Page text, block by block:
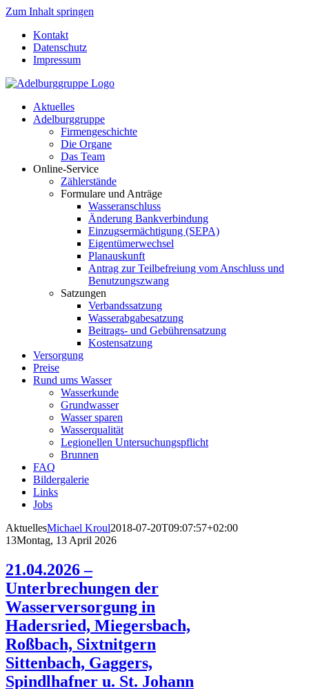
Zum Inhalt springen
Kontakt
Datenschutz
Impressum
Aktuelles
Adelburggruppe
Firmengeschichte
Die Organe
Das Team
Online-Service
Zählerstände
Formulare und Anträge
Wasseranschluss
Änderung Bankverbindung
Einzugsermächtigung (SEPA)
Eigentümerwechsel
Planauskunft
Antrag zur Teilbefreiung vom Anschluss und
Benutzungszwang
Satzungen
Verbandssatzung
Wasserabgabesatzung
Beitrags- und Gebührensatzung
Kostensatzung
Versorgung
Preise
Rund ums Wasser
Wasserkunde
Grundwasser
Wasser sparen
Wasserqualität
Legionellen Untersuchungspflicht
Brunnen
FAQ
Bildergalerie
Links
Jobs
AktuellesMichael Kroul2018-07-20T09:07:57+02:00
13Montag, 13 April 2026
21.04.2026 –
Unterbrechungen der
Wasserversorgung in
Hadersried, Miegersbach,
Roßbach, Sixtnitgern
Sittenbach, Gaggers,
Spindlhafner u. St. Johann